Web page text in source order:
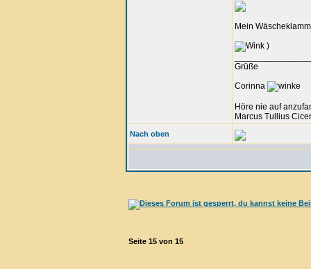
Mein
)
Grüße
Corinna
Höre nie auf
Marcus Tullius
Nach oben
Seite 15 von 15